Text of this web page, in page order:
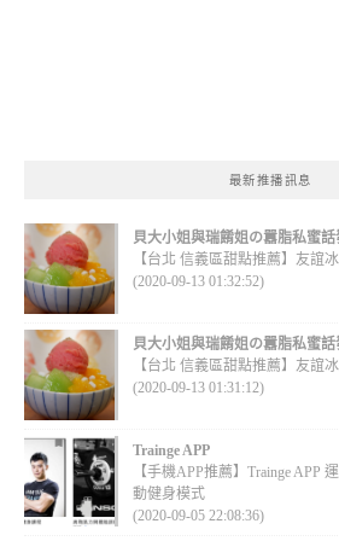
最新推播訊息
貝大小姐與瑞餚姐の囂脂私蜜
【台北 信義區甜點推薦】友誼
(2020-09-13 01:32:52)
貝大小姐與瑞餚姐の囂脂私蜜
【台北 信義區甜點推薦】友誼
(2020-09-13 01:31:12)
Trainge APP
【手機APP推薦】Trainge APP
動健身模式
(2020-09-05 22:08:36)